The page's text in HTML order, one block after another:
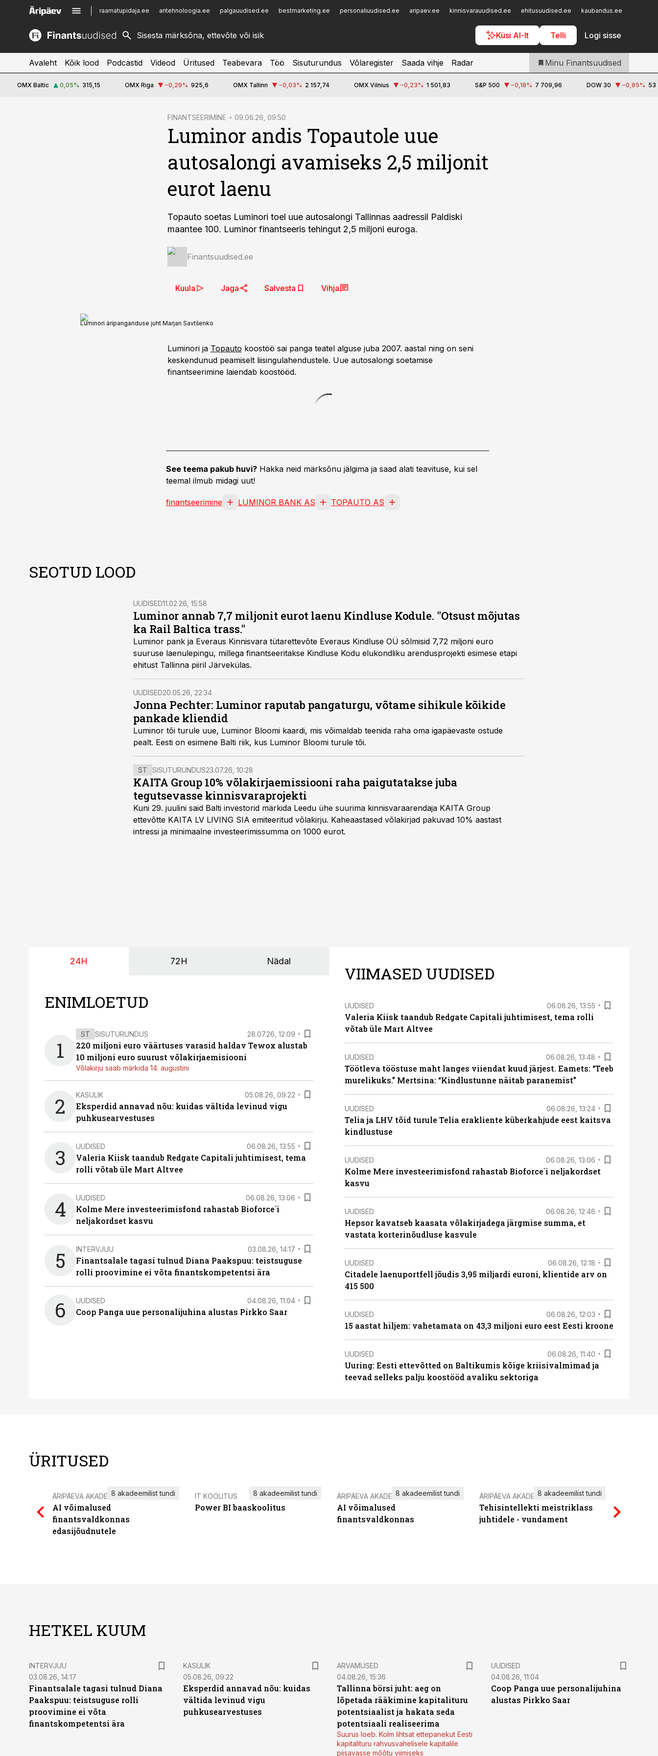
raamatupidaja.ee aritehnoloogia.ee palgauudised.ee bestmarketing.ee personaliuudised.ee aripaev.ee kinnisvarauudised.ee ehitusuudised.ee kaubandus.ee
Küsi AI-lt Telli Logi sisse
kinnisvarauudised.ee
logistikauudised.ee
imelineajalugu.ee
Infopank
Iseteenindus
Telli Finantsuudised
Avaleht Kõik lood Podcastid Videod Üritused Teabevara Töö Sisuturundus Võlaregister Saada vihje Radar Minu Finantsuudised
OMX Baltic 0,05% 315,15 OMX Riga −0,29% 925,6 OMX Tallinn −0,03% 2 157,74 OMX Vilnius −0,23% 1 501,83 S&P 500 −0,18% 7 709,96 DOW 30 −0,85% 53
FINANTSEERIMINE 09.06.26, 09:50
Luminor andis Topautole uue
autosalongi avamiseks 2,5 miljonit
eurot laenu
Topauto soetas Luminori toel uue autosalongi Tallinnas aadressil Paldiski
maantee 100. Luminor finantseeris tehingut 2,5 miljoni euroga.
Finantsuudised.ee
Kuula Jaga Salvesta Vihja
Luminori äripanganduse juht Marjan Savtšenko
Luminori ja Topauto koostöö sai panga teatel alguse juba 2007. aastal ning on seni
keskendunud peamiselt liisingulahendustele. Uue autosalongi soetamise
finantseerimine laiendab koostööd.
See teema pakub huvi? Hakka neid märksõnu jälgima ja saad alati teavituse, kui sel
teemal ilmub midagi uut!
finantseerimine LUMINOR BANK AS TOPAUTO AS
SEOTUD LOOD
UUDISED11.02.26, 15:58
Luminor annab 7,7 miljonit eurot laenu Kindluse Kodule. "Otsust mõjutas
ka Rail Baltica trass."
Luminor pank ja Everaus Kinnisvara tütarettevõte Everaus Kindluse OÜ sõlmisid 7,72 miljoni euro
suuruse laenulepingu, millega finantseeritakse Kindluse Kodu elukondliku arendusprojekti esimese etapi
ehitust Tallinna piiril Järvekülas.
UUDISED20.05.26, 22:34
Jonna Pechter: Luminor raputab pangaturgu, võtame sihikule kõikide
pankade kliendid
Luminor tõi turule uue, Luminor Bloomi kaardi, mis võimaldab teenida raha oma igapäevaste ostude
pealt. Eesti on esimene Balti riik, kus Luminor Bloomi turule tõi.
ST SISUTURUNDUS23.07.26, 10:28
KAITA Group 10% võlakirjaemissiooni raha paigutatakse juba
tegutsevasse kinnisvaraprojekti
Kuni 29. juulini said Balti investorid märkida Leedu ühe suurima kinnisvaraarendaja KAITA Group
ettevõtte KAITA LV LIVING SIA emiteeritud võlakirju. Kaheaastased võlakirjad pakuvad 10% aastast
intressi ja minimaalne investeerimissumma on 1000 eurot.
24H 72H Nädal
ENIMLOETUD
1
ST SISUTURUNDUS 28.07.26, 12:09
220 miljoni euro väärtuses varasid haldav Tewox alustab
10 miljoni euro suurust võlakirjaemisiooni
Võlakirju saab märkida 14. augustini
2 KASULIK 05.08.26, 09:22
Eksperdid annavad nõu: kuidas vältida levinud vigu
puhkusearvestuses
3 UUDISED 06.08.26, 13:55
Valeria Kiisk taandub Redgate Capitali juhtimisest, tema
rolli võtab üle Mart Altvee
4 UUDISED 06.08.26, 13:06
Kolme Mere investeerimisfond rahastab Bioforce´i
neljakordset kasvu
5 INTERVJUU 03.08.26, 14:17
Finantsalale tagasi tulnud Diana Paakspuu: teistsuguse
rolli proovimine ei võta finantskompetentsi ära
6 UUDISED 04.08.26, 11:04
Coop Panga uue personalijuhina alustas Pirkko Saar
VIIMASED UUDISED
UUDISED 06.08.26, 13:55
Valeria Kiisk taandub Redgate Capitali juhtimisest, tema rolli
võtab üle Mart Altvee
UUDISED 06.08.26, 13:48
Töötleva tööstuse maht langes viiendat kuud järjest. Eamets: “Teeb
murelikuks.” Mertsina: “Kindlustunne näitab paranemist”
UUDISED 06.08.26, 13:24
Telia ja LHV tõid turule Telia erakliente küberkahjude eest kaitsva
kindlustuse
UUDISED 06.08.26, 13:06
Kolme Mere investeerimisfond rahastab Bioforce´i neljakordset
kasvu
UUDISED 06.08.26, 12:46
Hepsor kavatseb kaasata võlakirjadega järgmise summa, et
vastata korterinõudluse kasvule
UUDISED 06.08.26, 12:18
Citadele laenuportfell jõudis 3,95 miljardi euroni, klientide arv on
415 500
UUDISED 06.08.26, 12:03
15 aastat hiljem: vahetamata on 43,3 miljoni euro eest Eesti kroone
UUDISED 06.08.26, 11:40
Uuring: Eesti ettevõtted on Baltikumis kõige kriisivalmimad ja
teevad selleks palju koostööd avaliku sektoriga
ÜRITUSED
ÄRIPÄEVA AKADEEMIA
AI võimalused
finantsvaldkonnas
edasijõudnutele
8 akadeemilist tundi IT KOOLITUS
Power BI baaskoolitus
8 akadeemilist tundi ÄRIPÄEVA AKADEEMIA
AI võimalused
finantsvaldkonnas
8 akadeemilist tundi ÄRIPÄEVA AKADEEMIA
Tehisintellekti meistriklass
juhtidele - vundament
8 akadeemilist tundi
HETKEL KUUM
INTERVJUU
03.08.26, 14:17
Finantsalale tagasi tulnud Diana
Paakspuu: teistsuguse rolli
proovimine ei võta
finantskompetentsi ära
KASULIK
05.08.26, 09:22
Eksperdid annavad nõu: kuidas
vältida levinud vigu
puhkusearvestuses
ARVAMUSED
04.08.26, 15:36
Tallinna börsi juht: aeg on
lõpetada rääkimine kapitalituru
potentsiaalist ja hakata seda
potentsiaali realiseerima
Suurus loeb. Kolm lihtsat ettepanekut Eesti
kapitalituru rahvusvahelisele kapitalile
piisavasse mõõtu viimiseks
UUDISED
04.08.26, 11:04
Coop Panga uue personalijuhina
alustas Pirkko Saar